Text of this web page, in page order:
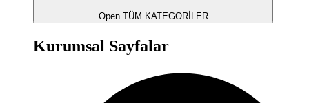
Open TÜM KATEGORİLER
Kurumsal Sayfalar